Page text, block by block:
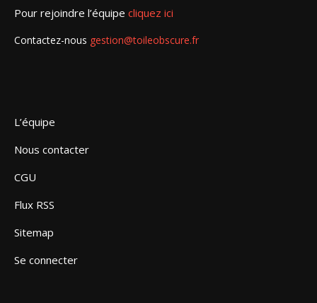
Pour rejoindre l’équipe cliquez ici
Contactez-nous gestion@toileobscure.fr
L’équipe
Nous contacter
CGU
Flux RSS
Sitemap
Se connecter